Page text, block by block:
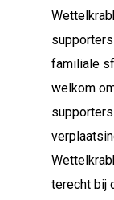
familiale
welkom
terecht bij